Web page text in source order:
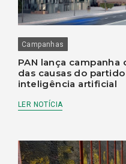
Campanhas
PAN lança
das causas do
inteligência artificial
LER NOTÍCIA